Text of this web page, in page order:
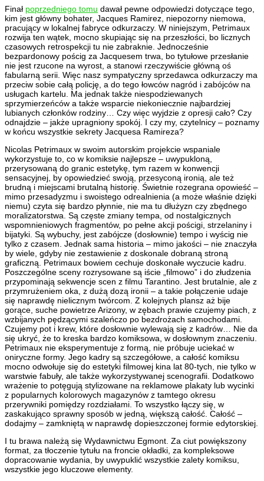
Finał poprzedniego tomu dawał pewne odpowiedzi dotyczące tego,
kim jest główny bohater, Jacques Ramirez, niepozorny niemowa,
pracujący w lokalnej fabryce odkurzaczy. W niniejszym, Petrimaux
rozwija ten wątek, mocno skupiając się na przeszłości, bo licznych
czasowych retrospekcji tu nie zabraknie. Jednocześnie
bezpardonowy pościg za Jacquesem trwa, bo tytułowe przesłanie
nie jest rzucone na wyrost, a stanowi rzeczywiście główną oś
fabularną serii. Więc nasz sympatyczny sprzedawca odkurzaczy ma
przeciw sobie całą policję, a do tego łowców nagród i zabójców na
usługach kartelu. Ma jednak także niespodziewanych
sprzymierzeńców a także wsparcie niekoniecznie najbardziej
lubianych członków rodziny… Czy więc wyjdzie z opresji cało? Czy
odnajdzie – jakże upragniony spokój. I czy my, czytelnicy – poznamy
w końcu wszystkie sekrety Jacquesa Ramireza?
Nicolas Petrimaux w swoim autorskim projekcie wspaniale
wykorzystuje to, co w komiksie najlepsze – uwypukloną,
przerysowaną do granic estetykę, tym razem w konwencji
sensacyjnej, by opowiedzieć swoją, przesyconą ironią, ale też
brudną i miejscami brutalną historię. Świetnie rozegrana opowieść –
mimo przesadyzmu i swoistego odrealnienia (a może właśnie dzięki
niemu) czyta się bardzo płynnie, nie ma tu dłużyzn czy zbędnego
moralizatorstwa. Są częste zmiany tempa, od nostalgicznych
wspomnieniowych fragmentów, po pełne akcji pościgi, strzelaniny i
bijatyki. Są wybuchy, jest zabójcze (dosłownie) tempo i wyścig nie
tylko z czasem. Jednak sama historia – mimo jakości – nie znaczyła
by wiele, gdyby nie zestawienie z doskonale dobraną stroną
graficzną. Petrimaux bowiem cechuje doskonałe wyczucie kadru.
Poszczególne sceny rozrysowane są iście „filmowo” i do złudzenia
przypominają sekwencje scen z filmu Tarantino. Jest brutalnie, ale z
przymrużeniem oka, z dużą dozą ironii – a takie połączenie udaje
się naprawdę nielicznym twórcom. Z kolejnych plansz aż bije
gorące, suche powietrze Arizony, w zębach prawie czujemy piach, z
wzbijanych pędzącymi szaleńczo po bezdrożach samochodami.
Czujemy pot i krew, które dosłownie wylewają się z kadrów… Nie da
się ukryć, że to kreska bardzo komiksowa, w dosłownym znaczeniu.
Petrimaux nie eksperymentuje z formą, nie próbuje uciekać w
oniryczne formy. Jego kadry są szczegółowe, a całość komiksu
mocno odwołuje się do estetyki filmowej kina lat 80-tych, nie tylko w
warstwie fabuły, ale także wykorzystywanej scenografii. Dodatkowo
wrażenie to potęgują stylizowane na reklamowe plakaty lub wycinki
z popularnych kolorowych magazynów z tamtego okresu
przerywniki pomiędzy rozdziałami. To wszystko łączy się, w
zaskakująco sprawny sposób w jedną, większą całość. Całość –
dodajmy – zamkniętą w naprawdę dopieszczonej formie edytorskiej.
I tu brawa należą się Wydawnictwu Egmont. Za ciut powiększony
format, za tłoczenie tytułu na froncie okładki, za kompleksowe
dopracowanie wydania, by uwypuklić wszystkie zalety komiksu,
wszystkie jego kluczowe elementy.